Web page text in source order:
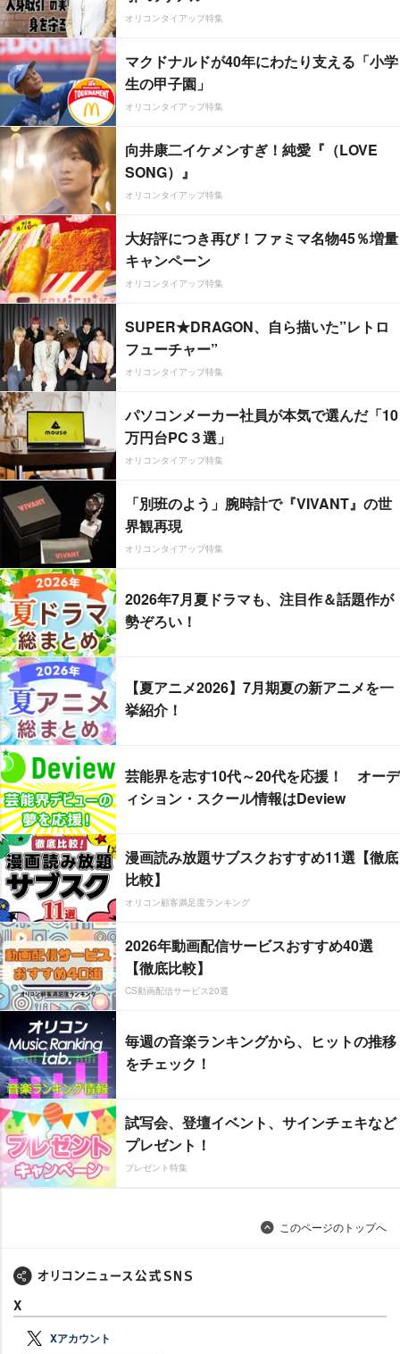
オリコンタイアップ特集
マクドナルドが40年にわたり支える「小学
生の甲子園」
オリコンタイアップ特集
向井康二イケメンすぎ！純愛『（LOVE
SONG）』
オリコンタイアップ特集
大好評につき再び！ファミマ名物45％増量
キャンペーン
オリコンタイアップ特集
SUPER★DRAGON、自ら描いた”レトロ
フューチャー”
オリコンタイアップ特集
パソコンメーカー社員が本気で選んだ「10
万円台PC３選」
オリコンタイアップ特集
「別班のよう」腕時計で『VIVANT』の世
界観再現
オリコンタイアップ特集
2026年7月夏ドラマも、注目作＆話題作が
勢ぞろい！
【夏アニメ2026】7月期夏の新アニメを一
挙紹介！
芸能界を志す10代～20代を応援！ オーデ
ィション・スクール情報はDeview
漫画読み放題サブスクおすすめ11選【徹底
比較】
オリコン顧客満足度ランキング
2026年動画配信サービスおすすめ40選
【徹底比較】
CS動画配信サービス20選
毎週の音楽ランキングから、ヒットの推移
をチェック！
試写会、登壇イベント、サインチェキなど
プレゼント！
プレゼント特集
このページのトップへ
X
Xアカウント